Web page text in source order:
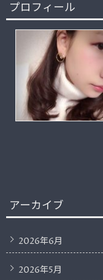
プロフィール
アーカイブ
2026年6月
2026年5月